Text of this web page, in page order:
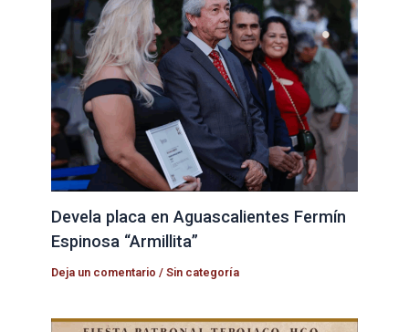
Devela placa en Aguascalientes Fermín
Espinosa “Armillita”
Deja un comentario /Sin categoría